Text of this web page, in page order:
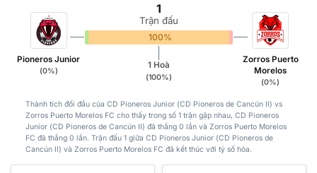
Pioneros Junior
(0%)
1
Trận đấu
100% 0%
1 Hoà
(100%)
Zorros Puerto
Morelos
(0%)
Thành tích đối đầu của CD Pioneros Junior (CD Pioneros de Cancún II) vs
Zorros Puerto Morelos FC cho thấy trong số 1 trận gặp nhau, CD Pioneros
Junior (CD Pioneros de Cancún II) đã thắng 0 lần và Zorros Puerto Morelos
FC đã thắng 0 lần. Trận đấu 1 giữa CD Pioneros Junior (CD Pioneros de
Cancún II) và Zorros Puerto Morelos FC đã kết thúc với tỷ số hòa.